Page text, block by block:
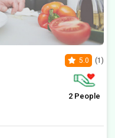
5.0 (1)
2 People